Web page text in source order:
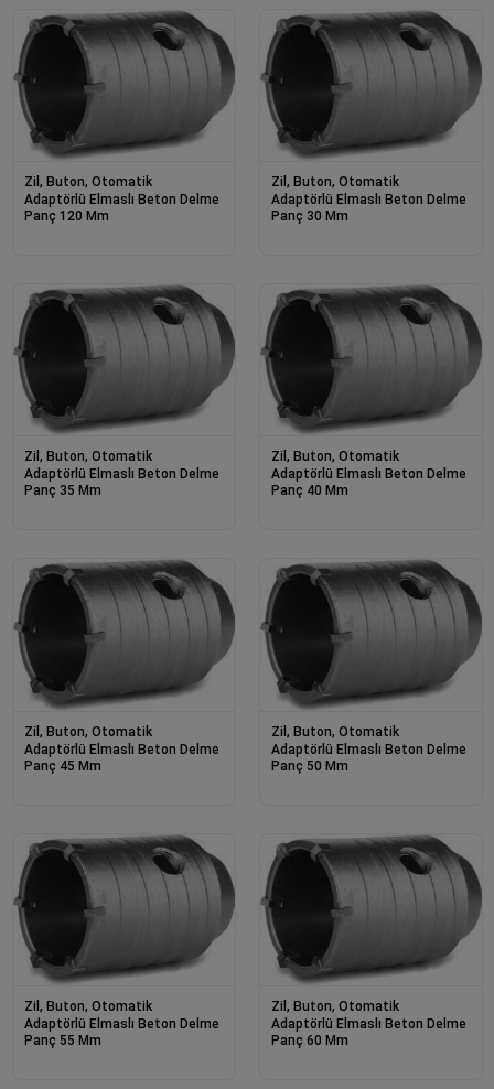
Zil, Buton, Otomatik
Adaptörlü Elmaslı Beton Delme
Panç 120 Mm
Zil, Buton, Otomatik
Adaptörlü Elmaslı Beton Delme
Panç 30 Mm
Zil, Buton, Otomatik
Adaptörlü Elmaslı Beton Delme
Panç 35 Mm
Zil, Buton, Otomatik
Adaptörlü Elmaslı Beton Delme
Panç 40 Mm
Zil, Buton, Otomatik
Adaptörlü Elmaslı Beton Delme
Panç 45 Mm
Zil, Buton, Otomatik
Adaptörlü Elmaslı Beton Delme
Panç 50 Mm
Zil, Buton, Otomatik
Adaptörlü Elmaslı Beton Delme
Panç 55 Mm
Zil, Buton, Otomatik
Adaptörlü Elmaslı Beton Delme
Panç 60 Mm